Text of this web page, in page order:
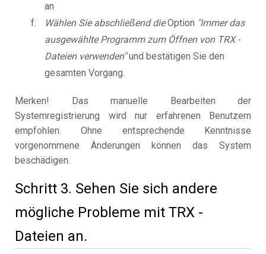
an
Wählen Sie abschließend dieOption "Immer das
ausgewählte Programm zum Öffnen von TRX -
Dateien verwenden"und bestätigen Sie den
gesamten Vorgang.
Merken! Das manuelle Bearbeiten der
Systemregistrierung wird nur erfahrenen Benutzern
empfohlen. Ohne entsprechende Kenntnisse
vorgenommene Änderungen können das System
beschädigen.
Schritt 3. Sehen Sie sich andere
mögliche Probleme mit TRX -
Dateien an.